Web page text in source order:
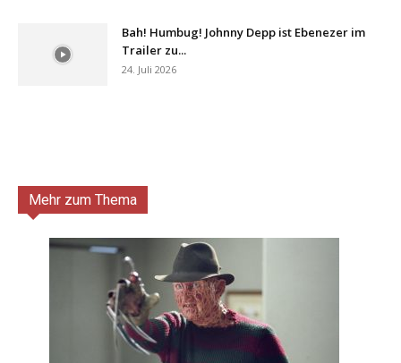
Bah! Humbug! Johnny Depp ist Ebenezer im
Trailer zu...
24. Juli 2026
Mehr zum Thema